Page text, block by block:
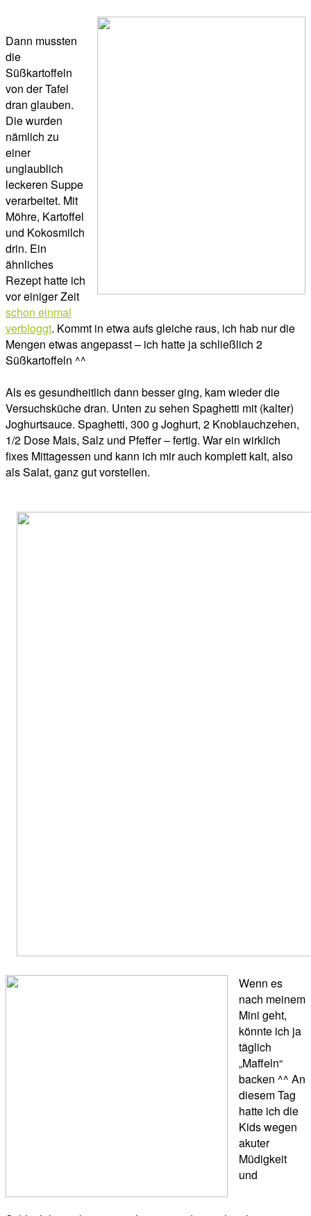
Dann mussten
die
Süßkartoffeln
von der Tafel
dran glauben.
Die wurden
nämlich zu
einer
unglaublich
leckeren Suppe
verarbeitet. Mit
Möhre, Kartoffel
und Kokosmilch
drin. Ein
ähnliches
Rezept hatte ich
vor einiger Zeit
schon einmal
verbloggt. Kommt in etwa aufs gleiche raus, ich hab nur die
Mengen etwas angepasst – ich hatte ja schließlich 2
Süßkartoffeln ^^
Als es gesundheitlich dann besser ging, kam wieder die
Versuchsküche dran. Unten zu sehen Spaghetti mit (kalter)
Joghurtsauce. Spaghetti, 300 g Joghurt, 2 Knoblauchzehen,
1/2 Dose Mais, Salz und Pfeffer – fertig. War ein wirklich
fixes Mittagessen und kann ich mir auch komplett kalt, also
als Salat, ganz gut vorstellen.
Wenn es
nach meinem
Mini geht,
könnte ich ja
täglich
„Maffeln“
backen ^^ An
diesem Tag
hatte ich die
Kids wegen
akuter
Müdigkeit
und